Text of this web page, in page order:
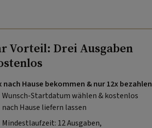
Vorteil: Drei Ausgaben
nach Hause bekommen & nur 12x bezahlen
Wunsch-Startdatum wählen & kostenlos
nach Hause liefern lassen
Mindestlaufzeit: 12 Ausgaben,